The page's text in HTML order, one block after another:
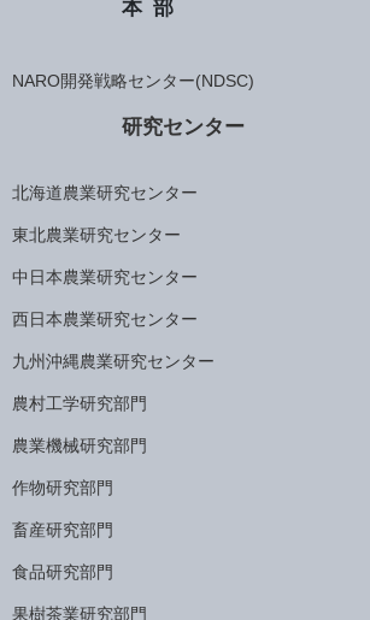
本部
NARO開発戦略センター(NDSC)
研究センター
北海道農業研究センター
東北農業研究センター
中日本農業研究センター
西日本農業研究センター
九州沖縄農業研究センター
農村工学研究部門
農業機械研究部門
作物研究部門
畜産研究部門
食品研究部門
果樹茶業研究部門